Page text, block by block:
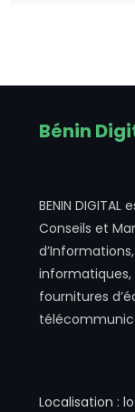
Bénin
BENIN
Conseils et
fournitures
Localisation :